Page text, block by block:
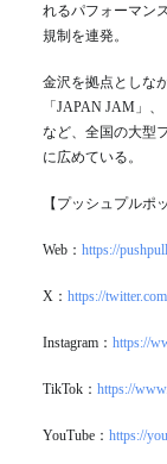
れるパフォーマン
規制を連発。
金沢を拠点としな
「JAPAN JAM」
など、全国の大型
に広めている。
【プッシュプルポ
Web： https://
X： https://
Instagram： https://
TikTok： https://
YouTube： https://